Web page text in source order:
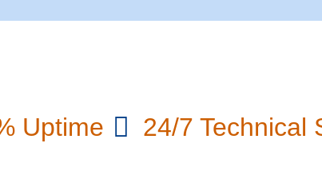
Uptime 24/7 Technical